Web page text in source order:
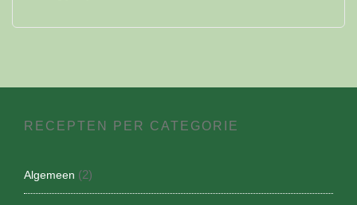
RECEPTEN PER CATEGORIE
Algemeen (2)